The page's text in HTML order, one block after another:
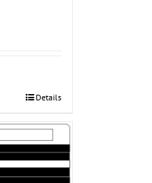
Details